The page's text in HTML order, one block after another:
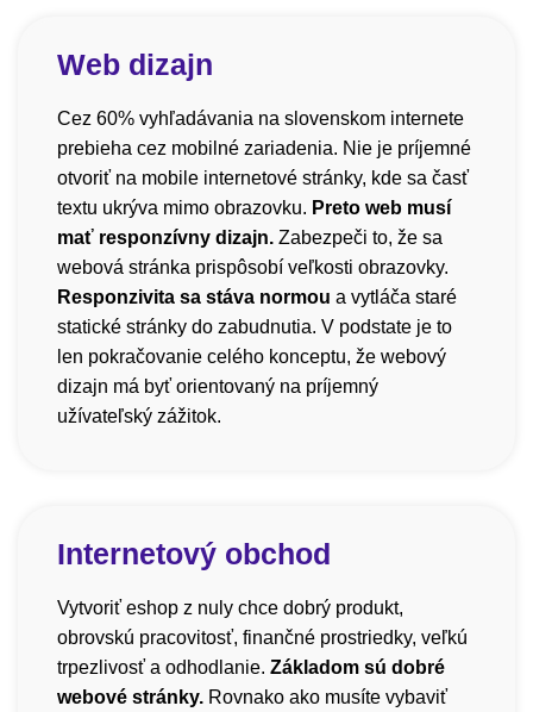
Web dizajn
Cez 60% vyhľadávania na slovenskom internete
prebieha cez mobilné zariadenia. Nie je príjemné
otvoriť na mobile internetové stránky, kde sa časť
textu ukrýva mimo obrazovku. Preto web musí
mať responzívny dizajn. Zabezpeči to, že sa
webová stránka prispôsobí veľkosti obrazovky.
Responzivita sa stáva normou a vytláča staré
statické stránky do zabudnutia. V podstate je to
len pokračovanie celého konceptu, že webový
dizajn má byť orientovaný na príjemný
užívateľský zážitok.
Internetový obchod
Vytvoriť eshop z nuly chce dobrý produkt,
obrovskú pracovitosť, finančné prostriedky, veľkú
trpezlivosť a odhodlanie. Základom sú dobré
webové stránky. Rovnako ako musíte vybaviť